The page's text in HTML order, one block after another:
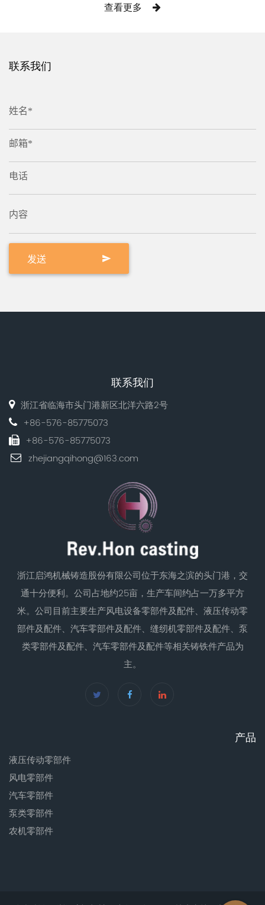
查看更多
联系我们
姓名*
邮箱*
电话
内容
联系我们
浙江省临海市头门港新区北洋六路2号
+86-576-85775073
+86-576-85775073
zhejiangqihong@163.com
浙江启鸿机械铸造股份有限公司位于东海之滨的头门港，交
通十分便利。公司占地约25亩，生产车间约占一万多平方
米。公司目前主要生产风电设备零部件及配件、液压传动零
部件及配件、汽车零部件及配件、缝纫机零部件及配件、泵
类零部件及配件、汽车零部件及配件等相关铸铁件产品为
主。
产品
液压传动零部件
风电零部件
汽车零部件
泵类零部件
农机零部件